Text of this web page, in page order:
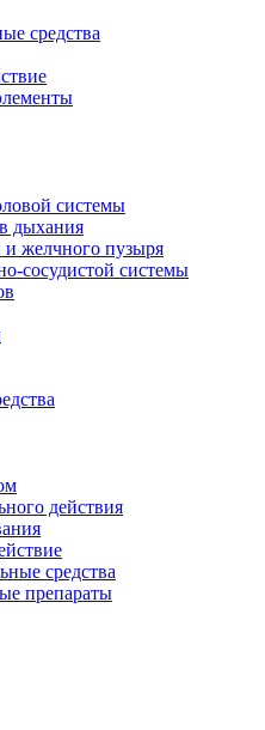
средства
системы
дыхания
и желчного пузыря
сосудистой системы
действия
средства
препараты